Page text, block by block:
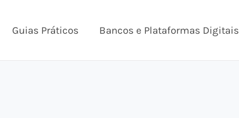
Guias Práticos Bancos e Plataformas Digitais